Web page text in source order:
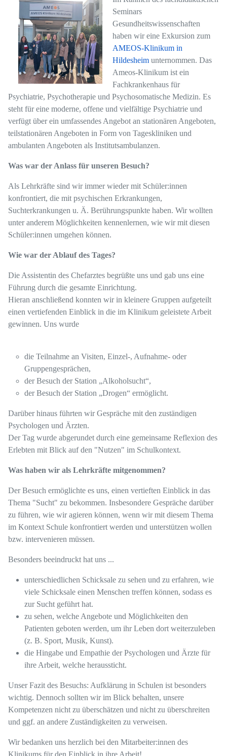
Seminars
Gesundheitswissenschaften
haben wir eine Exkursion zum
AMEOS-Klinikum in
Hildesheim unternommen. Das
Ameos-Klinikum ist ein
Fachkrankenhaus für
Psychiatrie, Psychotherapie und Psychosomatische Medizin. Es
steht für eine moderne, offene und vielfältige Psychiatrie und
verfügt über ein umfassendes Angebot an stationären Angeboten,
teilstationären Angeboten in Form von Tageskliniken und
ambulanten Angeboten als Institutsambulanzen.
Was war der Anlass für unseren Besuch?
Als Lehrkräfte sind wir immer wieder mit Schüler:innen
konfrontiert, die mit psychischen Erkrankungen,
Suchterkrankungen u. Ä. Berührungspunkte haben. Wir wollten
unter anderem Möglichkeiten kennenlernen, wie wir mit diesen
Schüler:innen umgehen können.
Wie war der Ablauf des Tages?
Die Assistentin des Chefarztes begrüßte uns und gab uns eine
Führung durch die gesamte Einrichtung.
Hieran anschließend konnten wir in kleinere Gruppen aufgeteilt
einen vertiefenden Einblick in die im Klinikum geleistete Arbeit
gewinnen. Uns wurde
die Teilnahme an Visiten, Einzel-, Aufnahme- oder
Gruppengesprächen,
der Besuch der Station „Alkoholsucht“,
der Besuch der Station „Drogen“ ermöglicht.
Darüber hinaus führten wir Gespräche mit den zuständigen
Psychologen und Ärzten.
Der Tag wurde abgerundet durch eine gemeinsame Reflexion des
Erlebten mit Blick auf den "Nutzen" im Schulkontext.
Was haben wir als Lehrkräfte mitgenommen?
Der Besuch ermöglichte es uns, einen vertieften Einblick in das
Thema "Sucht" zu bekommen. Insbesondere Gespräche darüber
zu führen, wie wir agieren können, wenn wir mit diesem Thema
im Kontext Schule konfrontiert werden und unterstützen wollen
bzw. intervenieren müssen.
Besonders beeindruckt hat uns ...
unterschiedlichen Schicksale zu sehen und zu erfahren, wie
viele Schicksale einen Menschen treffen können, sodass es
zur Sucht geführt hat.
zu sehen, welche Angebote und Möglichkeiten den
Patienten geboten werden, um ihr Leben dort weiterzuleben
(z. B. Sport, Musik, Kunst).
die Hingabe und Empathie der Psychologen und Ärzte für
ihre Arbeit, welche heraussticht.
Unser Fazit des Besuchs: Aufklärung in Schulen ist besonders
wichtig. Dennoch sollten wir im Blick behalten, unsere
Kompetenzen nicht zu überschätzen und nicht zu überschreiten
und ggf. an andere Zuständigkeiten zu verweisen.
Wir bedanken uns herzlich bei den Mitarbeiter:innen des
Klinikums für den Einblick in ihre Arbeit!